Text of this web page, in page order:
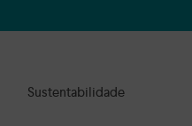
Sustentabilidade